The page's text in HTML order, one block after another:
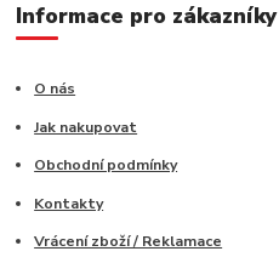
Informace pro zákazníky
O nás
Jak nakupovat
Obchodní podmínky
Kontakty
Vrácení zboží / Reklamace